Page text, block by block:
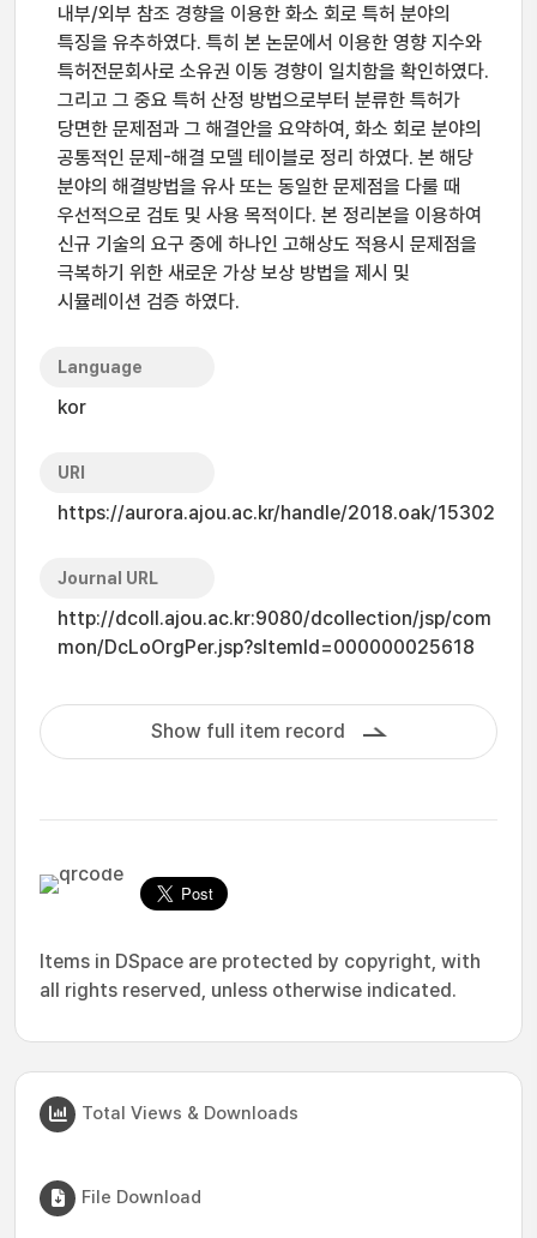
내부/외부 참조 경향을 이용한 화소 회로 특허 분야의
특징을 유추하였다. 특히 본 논문에서 이용한 영향 지수와
특허전문회사로 소유권 이동 경향이 일치함을 확인하였다.
그리고 그 중요 특허 산정 방법으로부터 분류한 특허가
당면한 문제점과 그 해결안을 요약하여, 화소 회로 분야의
공통적인 문제-해결 모델 테이블로 정리 하였다. 본 해당
분야의 해결방법을 유사 또는 동일한 문제점을 다룰 때
우선적으로 검토 및 사용 목적이다. 본 정리본을 이용하여
신규 기술의 요구 중에 하나인 고해상도 적용시 문제점을
극복하기 위한 새로운 가상 보상 방법을 제시 및
시뮬레이션 검증 하였다.
Language
kor
URI
https://aurora.ajou.ac.kr/handle/2018.oak/15302
Journal URL
http://dcoll.ajou.ac.kr:9080/dcollection/jsp/com
mon/DcLoOrgPer.jsp?sItemId=000000025618
Show full item record
Items in DSpace are protected by copyright, with
all rights reserved, unless otherwise indicated.
Total Views & Downloads
File Download